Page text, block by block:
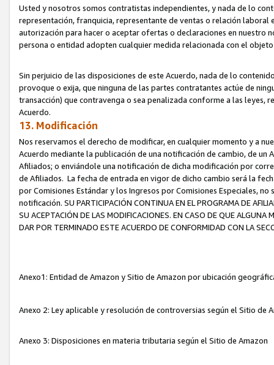
Usted y nosotros somos contratistas independientes, y nada de lo
representación, franquicia, representante de ventas o relación
autorización para hacer o aceptar ofertas o declaraciones en nuestro
persona o entidad adopten cualquier medida relacionada con el
Sin perjuicio de las disposiciones de este Acuerdo, nada de lo
provoque o exija, que ninguna de las partes contratantes actúe de
transacción) que contravenga o sea penalizada conforme a las leyes,
Acuerdo.
13. Modificación
Nos reservamos el derecho de modificar, en cualquier momento y a
Acuerdo mediante la publicación de una notificación de cambio, de
Afiliados; o enviándole una notificación de dicha modificación por
de Afiliados. La fecha de entrada en vigor de dicho cambio será la
por Comisiones Estándar y los Ingresos por Comisiones Especiales,
notificación. SU PARTICIPACIÓN CONTINUA EN EL PROGRAMA DE
SU ACEPTACIÓN DE LAS MODIFICACIONES. EN CASO DE QUE ALGUNA
DAR POR TERMINADO ESTE ACUERDO DE CONFORMIDAD CON LA
Anexo1: Entidad de Amazon y Sitio de Amazon por ubicación
Anexo 2: Ley aplicable y resolución de controversias según el Sitio de
Anexo 3: Disposiciones en materia tributaria según el Sitio de Amazon